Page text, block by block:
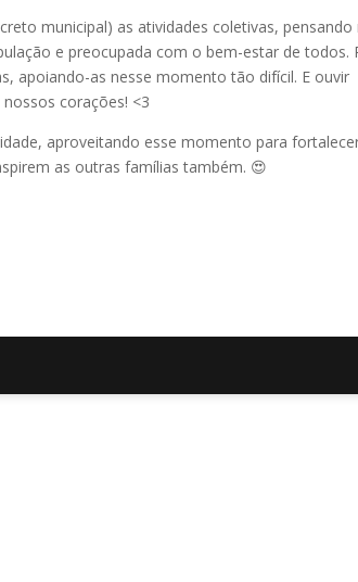
municipal) as atividades coletivas, pensando
e preocupada com o bem-estar de todos.
apoiando-as nesse momento tão difícil. E ouvir
corações! <3
aproveitando esse momento para
as outras famílias também. 😍